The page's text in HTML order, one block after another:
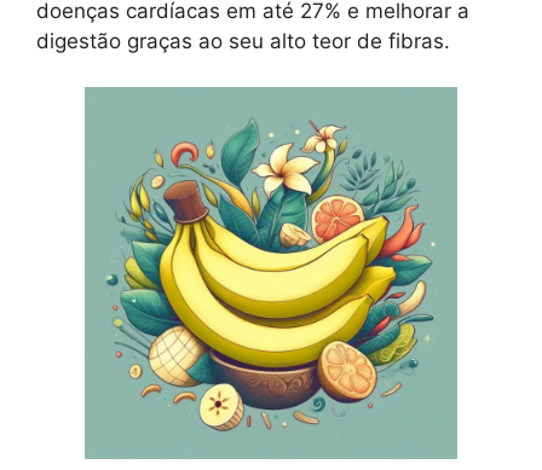
doenças cardíacas em até 27% e melhorar a
digestão graças ao seu alto teor de fibras.